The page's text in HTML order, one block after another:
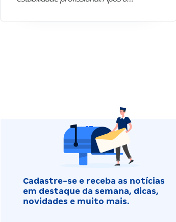
Cadastre-se e receba as notícias
em destaque da semana, dicas,
novidades e muito mais.